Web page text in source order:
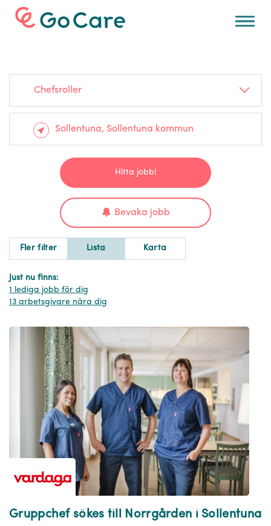
För arbetsgivare
Chefsroller
Hitta jobb!
Bevaka jobb
Fler filter Lista Karta
Just nu finns:
1 lediga jobb för dig
13 arbetsgivare nära dig
Gruppchef sökes till Norrgården i Sollentuna